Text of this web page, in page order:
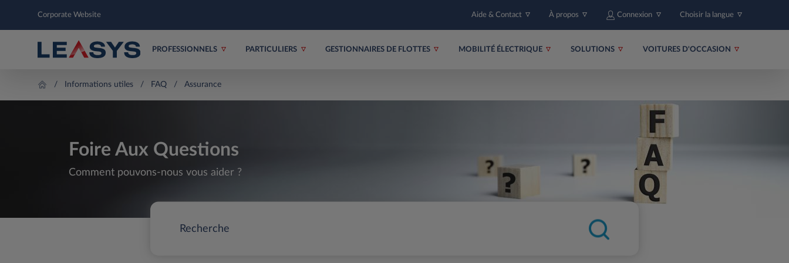
Corporate Website Aide & Contact À propos Connexion Choisir la langue
PROFESSIONNELS PARTICULIERS GESTIONNAIRES DE FLOTTES MOBILITÉ ÉLECTRIQUE SOLUTIONS VOITURES D'OCCASION
Informations utiles FAQ Assurance
Foire Aux Questions
Comment pouvons-nous vous aider ?